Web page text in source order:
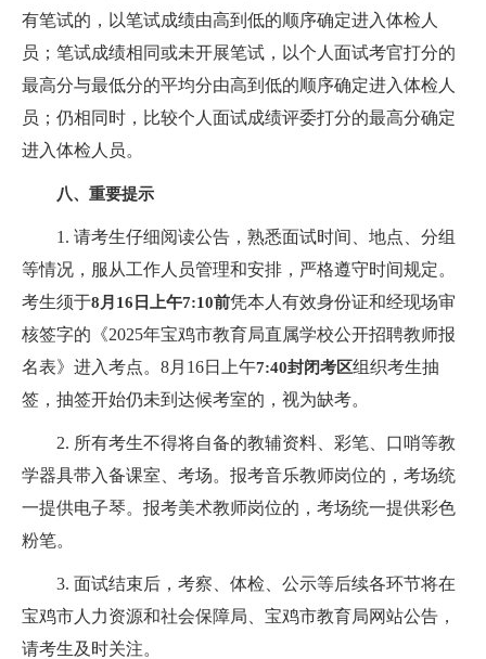
有笔试的，以笔试成绩由高到低的顺序确定进入体检人
员；笔试成绩相同或未开展笔试，以个人面试考官打分的
最高分与最低分的平均分由高到低的顺序确定进入体检人
员；仍相同时，比较个人面试成绩评委打分的最高分确定
进入体检人员。
八、重要提示
1. 请考生仔细阅读公告，熟悉面试时间、地点、分组
等情况，服从工作人员管理和安排，严格遵守时间规定。
考生须于8月16日上午7:10前凭本人有效身份证和经现场审
核签字的《2025年宝鸡市教育局直属学校公开招聘教师报
名表》进入考点。8月16日上午7:40封闭考区组织考生抽
签，抽签开始仍未到达候考室的，视为缺考。
2. 所有考生不得将自备的教辅资料、彩笔、口哨等教
学器具带入备课室、考场。报考音乐教师岗位的，考场统
一提供电子琴。报考美术教师岗位的，考场统一提供彩色
粉笔。
3. 面试结束后，考察、体检、公示等后续各环节将在
宝鸡市人力资源和社会保障局、宝鸡市教育局网站公告，
请考生及时关注。